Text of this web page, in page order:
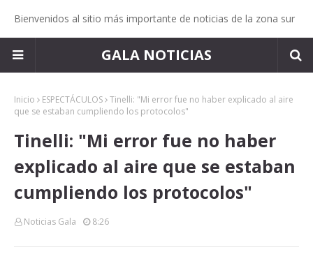
Bienvenidos al sitio más importante de noticias de la zona sur
GALA NOTICIAS
Inicio ESPECTÁCULOS Tinelli: "Mi error fue no haber explicado al aire
que se estaban cumpliendo los protocolos"
Tinelli: "Mi error fue no haber
explicado al aire que se estaban
cumpliendo los protocolos"
Noticias Gala 8:26